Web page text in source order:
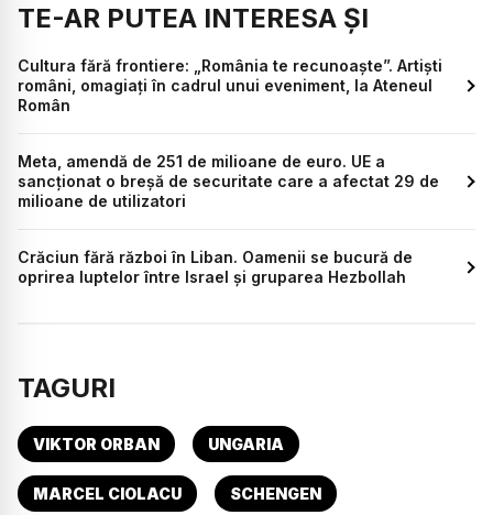
TE-AR PUTEA INTERESA ȘI
Cultura fără frontiere: „România te recunoaște”. Artiști
români, omagiați în cadrul unui eveniment, la Ateneul
Român
Meta, amendă de 251 de milioane de euro. UE a
sancționat o breșă de securitate care a afectat 29 de
milioane de utilizatori
Crăciun fără război în Liban. Oamenii se bucură de
oprirea luptelor între Israel și gruparea Hezbollah
TAGURI
VIKTOR ORBAN UNGARIA
MARCEL CIOLACU SCHENGEN